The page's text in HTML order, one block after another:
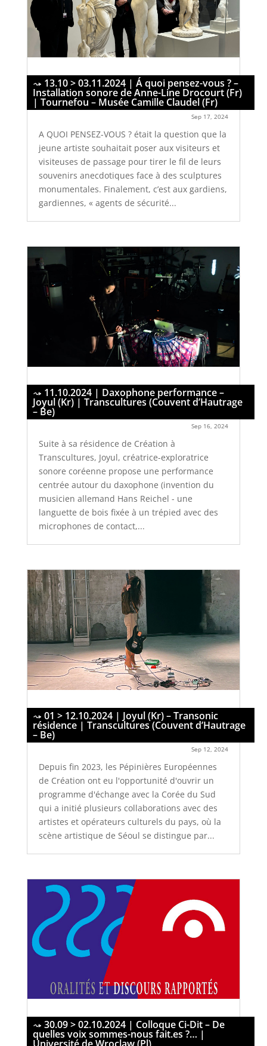
13.10 > 03.11.2024 | Á quoi pensez-vous ? –
Installation sonore de Anne-Line Drocourt (Fr)
| Tournefou – Musée Camille Claudel (Fr)
Sep 17, 2024
A QUOI PENSEZ-VOUS ? était la question que la
jeune artiste souhaitait poser aux visiteurs et
visiteuses de passage pour tirer le fil de leurs
souvenirs anecdotiques face à des sculptures
monumentales. Finalement, c’est aux gardiens,
gardiennes, « agents de sécurité...
11.10.2024 | Daxophone performance –
Joyul (Kr) | Transcultures (Couvent d’Hautrage
– Be)
Sep 16, 2024
Suite à sa résidence de Création à
Transcultures, Joyul, créatrice-exploratrice
sonore coréenne propose une performance
centrée autour du daxophone (invention du
musicien allemand Hans Reichel - une
languette de bois fixée à un trépied avec des
microphones de contact,...
01 > 12.10.2024 | Joyul (Kr) – Transonic
résidence | Transcultures (Couvent d’Hautrage
– Be)
Sep 12, 2024
Depuis fin 2023, les Pépinières Européennes
de Création ont eu l'opportunité d'ouvrir un
programme d'échange avec la Corée du Sud
qui a initié plusieurs collaborations avec des
artistes et opérateurs culturels du pays, où la
scène artistique de Séoul se distingue par...
30.09 > 02.10.2024 | Colloque Ci-Dit – De
quelles voix sommes-nous fait.es ?… |